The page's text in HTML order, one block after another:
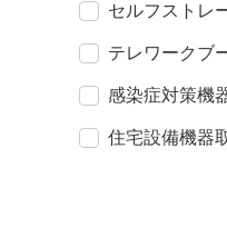
セルフストレ
テレワークブ
感染症対策機
住宅設備機器